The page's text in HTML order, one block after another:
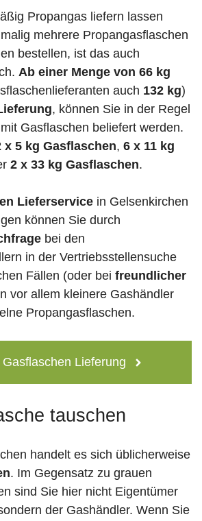
Propangas liefern lassen
mehrere Propangasflaschen
bestellen, ist das auch
Ab einer Menge von 66 kg
auch 132 kg)
, können Sie in der Regel
Gasflaschen beliefert werden.
x 5 kg Gasflaschen, 6 x 11 kg
2 x 33 kg Gasflaschen.
Lieferservice in Gelsenkirchen
können Sie durch
bei den
in der Vertriebsstellensuche
Fällen (oder bei freundlicher
vor allem kleinere Gashändler
Propangasflaschen.
Lieferung
tauschen
handelt es sich üblicherweise
. Im Gegensatz zu grauen
sind Sie hier nicht Eigentümer
der Gashändler. Wenn Sie